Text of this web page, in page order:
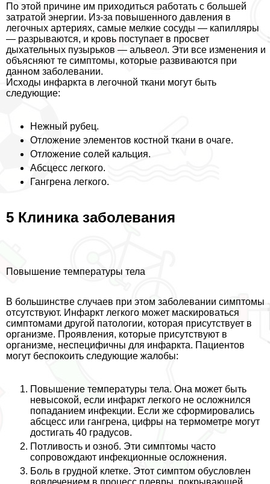
По этой причине им приходиться работать с большей
затратой энергии. Из-за повышенного давления в
легочных артериях, самые мелкие сосуды — капилляры
— разрываются, и кровь поступает в просвет
дыхательных пузырьков — альвеол. Эти все изменения и
объясняют те симптомы, которые развиваются при
данном заболевании.
Исходы инфаркта в легочной ткани могут быть
следующие:
Нежный рубец.
Отложение элементов костной ткани в очаге.
Отложение солей кальция.
Абсцесс легкого.
Гангрена легкого.
5 Клиника заболевания
Повышение температуры тела
В большинстве случаев при этом заболевании симптомы
отсутствуют. Инфаркт легкого может маскироваться
симптомами другой патологии, которая присутствует в
организме. Проявления, которые присутствуют в
организме, неспецифичны для инфаркта. Пациентов
могут беспокоить следующие жалобы:
Повышение температуры тела. Она может быть
невысокой, если инфаркт легкого не осложнился
попаданием инфекции. Если же сформировались
абсцесс или гангрена, цифры на термометре могут
достигать 40 градусов.
Потливость и озноб. Эти симптомы часто
сопровождают инфекционные осложнения.
Боль в грудной клетке. Этот симптом обусловлен